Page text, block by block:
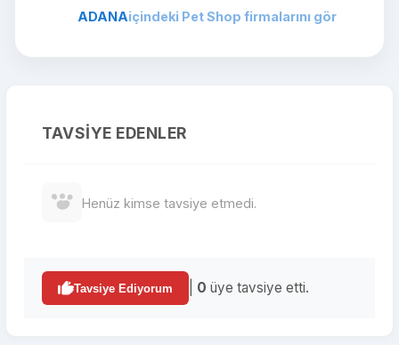
ADANAiçindeki Pet Shop firmalarını gör
TAVSIYE EDENLER
Henüz kimse tavsiye etmedi.
Tavsiye Ediyorum 0 üye tavsiye etti.